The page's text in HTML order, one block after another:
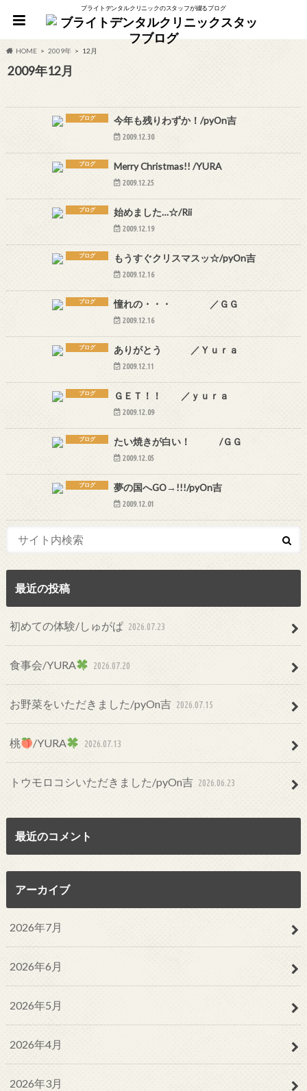
ブライトデンタルクリニックのスタッフが綴るブログ
HOME 2009年 12月
2009年12月
ブログ 今年も残りわずか！/pyOn吉
2009.12.30
ブログ Merry Christmas!! /YURA
2009.12.25
ブログ 始めました…☆/Rii
2009.12.19
ブログ もうすぐクリスマスッ☆/pyOn吉
2009.12.16
ブログ 憧れの・・・ ／ＧＧ
2009.12.16
ブログ ありがとう ／Ｙｕｒａ
2009.12.11
ブログ ＧＥＴ！！ ／ｙｕｒａ
2009.12.09
ブログ たい焼きが白い！ /ＧＧ
2009.12.05
ブログ 夢の国へGO→!!!/pyOn吉
2009.12.01
最近の投稿
初めての体験/しゅがぱ 2026.07.23
食事会/YURA 2026.07.20
お野菜をいただきました/pyOn吉 2026.07.15
桃 /YURA 2026.07.13
トウモロコシいただきました/pyOn吉 2026.06.23
最近のコメント
アーカイブ
2026年7月
2026年6月
2026年5月
2026年4月
2026年3月